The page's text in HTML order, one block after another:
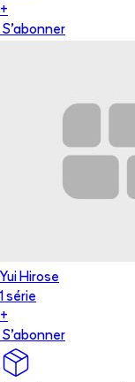
+
S'abonner
Yui Hirose
1 série
+
S'abonner